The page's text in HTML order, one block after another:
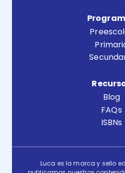
Blog
FAQs
ISBNs
Luca es la marca y sello